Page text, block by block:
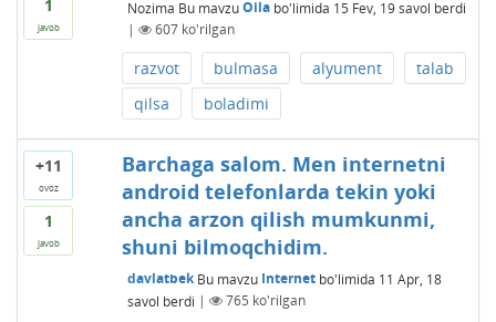
1
javob
Nozima Bu mavzuOilabo'limida 15 Fev, 19 savol berdi
|
607ko'rilgan
razvot bulmasa alyument
talab
qilsa
boladimi
+11
ovoz
1
javob
Barchaga salom. Men internetni
android telefonlarda tekin yoki
ancha arzon qilish mumkunmi,
shuni bilmoqchidim.
davlatbek Bu mavzu Internetbo'limida 11 Apr, 18
savol berdi | 765 ko'rilgan